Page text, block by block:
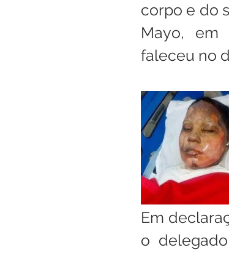
corpo e do
Mayo, em
faleceu no
Em
o